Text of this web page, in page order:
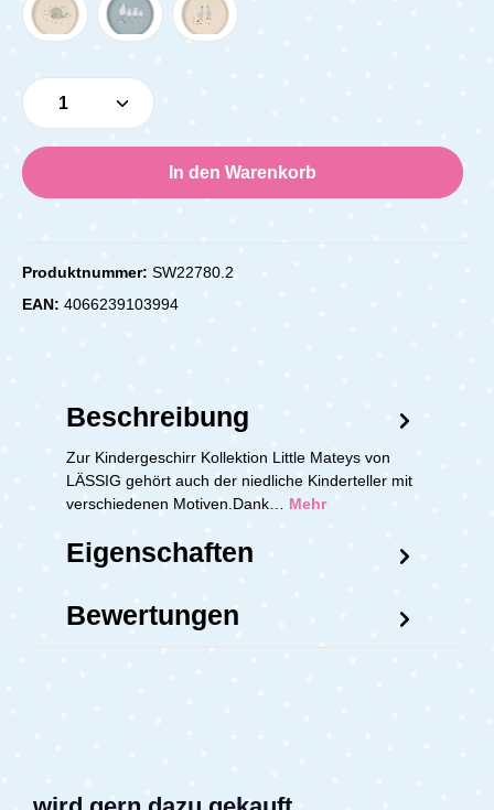
Produkt Anzahl: Gib den gewünschten
In den Warenkorb
Produktnummer: SW22780.2
EAN: 4066239103994
Beschreibung
Zur Kindergeschirr Kollektion Little Mateys von
LÄSSIG gehört auch der niedliche Kinderteller mit
verschiedenen Motiven.Dank… Mehr
Eigenschaften
Bewertungen